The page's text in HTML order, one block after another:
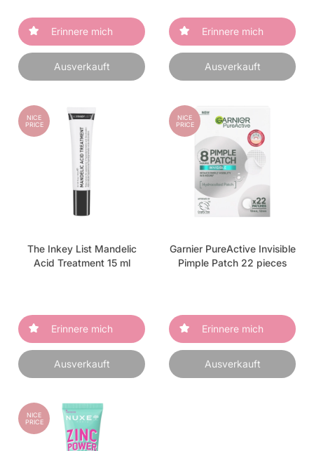
Erinnere mich
Ausverkauft
Erinnere mich
Ausverkauft
NICE
PRICE
The Inkey List Mandelic
Acid Treatment 15 ml
Erinnere mich
Ausverkauft
NICE
PRICE
Garnier PureActive Invisible
Pimple Patch 22 pieces
Erinnere mich
Ausverkauft
NICE
PRICE